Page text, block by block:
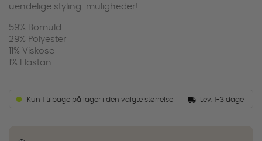
uendelige styling-muligheder!
59% Bomuld
29% Polyester
11% Viskose
1% Elastan
Kun 1 tilbage på lager i den valgte størrelse Lev. 1-3 dage